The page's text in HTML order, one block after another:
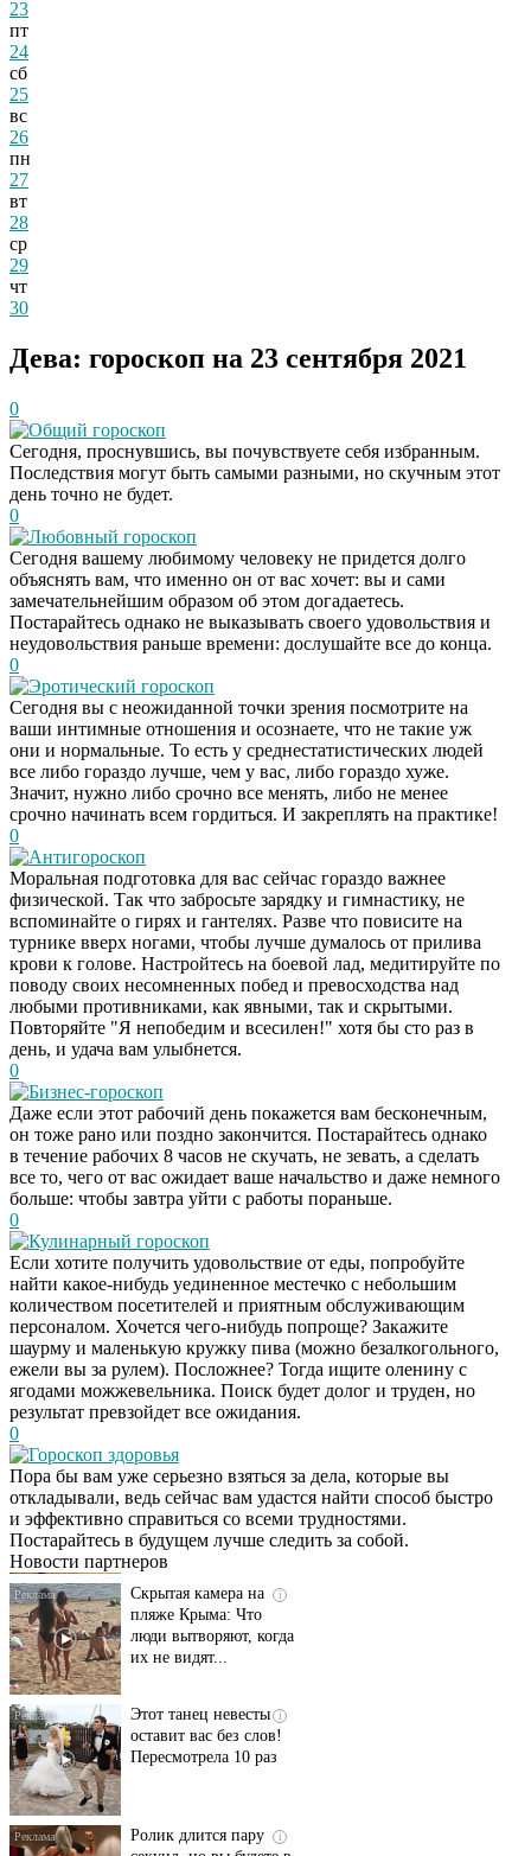
23
пт
24
сб
25
вс
26
пн
27
вт
28
ср
29
чт
30
Дева: гороскоп на 23 сентября 2021
0
Общий гороскоп
Сегодня, проснувшись, вы почувствуете себя избранным.
Последствия могут быть самыми разными, но скучным этот
день точно не будет.
0
Любовный гороскоп
Сегодня вашему любимому человеку не придется долго
объяснять вам, что именно он от вас хочет: вы и сами
замечательнейшим образом об этом догадаетесь.
Постарайтесь однако не выказывать своего удовольствия и
неудовольствия раньше времени: дослушайте все до конца.
0
Эротический гороскоп
Сегодня вы с неожиданной точки зрения посмотрите на
ваши интимные отношения и осознаете, что не такие уж
они и нормальные. То есть у среднестатистических людей
все либо гораздо лучше, чем у вас, либо гораздо хуже.
Значит, нужно либо срочно все менять, либо не менее
срочно начинать всем гордиться. И закреплять на практике!
0
Антигороскоп
Моральная подготовка для вас сейчас гораздо важнее
физической. Так что забросьте зарядку и гимнастику, не
вспоминайте о гирях и гантелях. Разве что повисите на
турнике вверх ногами, чтобы лучше думалось от прилива
крови к голове. Настройтесь на боевой лад, медитируйте по
поводу своих несомненных побед и превосходства над
любыми противниками, как явными, так и скрытыми.
Повторяйте "Я непобедим и всесилен!" хотя бы сто раз в
день, и удача вам улыбнется.
0
Бизнес-гороскоп
Даже если этот рабочий день покажется вам бесконечным,
он тоже рано или поздно закончится. Постарайтесь однако
в течение рабочих 8 часов не скучать, не зевать, а сделать
все то, чего от вас ожидает ваше начальство и даже немного
больше: чтобы завтра уйти с работы пораньше.
0
Кулинарный гороскоп
Если хотите получить удовольствие от еды, попробуйте
найти какое-нибудь уединенное местечко с небольшим
количеством посетителей и приятным обслуживающим
персоналом. Хочется чего-нибудь попроще? Закажите
шаурму и маленькую кружку пива (можно безалкогольного,
ежели вы за рулем). Посложнее? Тогда ищите оленину с
ягодами можжевельника. Поиск будет долог и труден, но
результат превзойдет все ожидания.
0
Гороскоп здоровья
Пора бы вам уже серьезно взяться за дела, которые вы
откладывали, ведь сейчас вам удастся найти способ быстро
и эффективно справиться со всеми трудностями.
Постарайтесь в будущем лучше следить за собой.
Новости партнеров
Ролик длится
несколько секунд, а
смеяться вы будете
долго
пляже Крыма: Что
люди вытворяют, когда
их не видят...
оставит вас без слов!
Пересмотрела 10 раз
секунд, но вы будете в